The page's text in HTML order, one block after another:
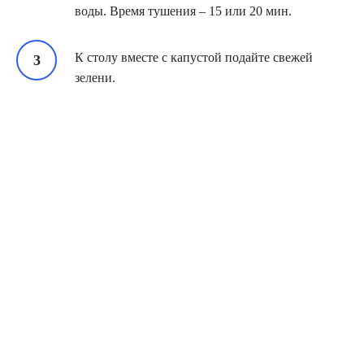
воды. Время тушения – 15 или 20 мин.
К столу вместе с капустой подайте свежей
зелени.